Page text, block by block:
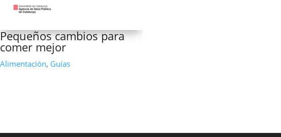
Pequeños cambios para
comer mejor
Alimentación, Guías